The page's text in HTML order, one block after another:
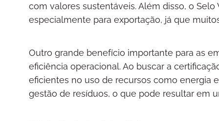
com valores sustentáveis. Além disso, o
especialmente para exportação, já que
Outro grande benefício importante para as
eficiência operacional. Ao buscar a
eficientes no uso de recursos como energia
gestão de resíduos, o que pode resultar em